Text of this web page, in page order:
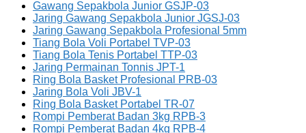
Gawang Sepakbola Junior GSJP-03
Jaring Gawang Sepakbola Junior JGSJ-03
Jaring Gawang Sepakbola Profesional 5mm
Tiang Bola Voli Portabel TVP-03
Tiang Bola Tenis Portabel TTP-03
Jaring Permainan Tonnis JPT-1
Ring Bola Basket Profesional PRB-03
Jaring Bola Voli JBV-1
Ring Bola Basket Portabel TR-07
Rompi Pemberat Badan 3kg RPB-3
Rompi Pemberat Badan 4kg RPB-4